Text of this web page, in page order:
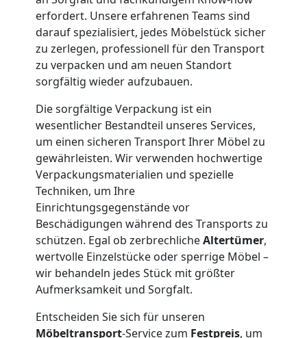
erfordert. Unsere erfahrenen Teams sind
darauf spezialisiert, jedes Möbelstück sicher
zu zerlegen, professionell für den Transport
zu verpacken und am neuen Standort
sorgfältig wieder aufzubauen.
Die sorgfältige Verpackung ist ein
wesentlicher Bestandteil unseres Services,
um einen sicheren Transport Ihrer Möbel zu
gewährleisten. Wir verwenden hochwertige
Verpackungsmaterialien und spezielle
Techniken, um Ihre
Einrichtungsgegenstände vor
Beschädigungen während des Transports zu
schützen. Egal ob zerbrechlicheAltertümer,
wertvolle Einzelstücke oder sperrige Möbel –
wir behandeln jedes Stück mit größter
Aufmerksamkeit und Sorgfalt.
Entscheiden Sie sich für unseren
Möbeltransport-Service zum Festpreis, um
Lagerung
Leonding
Full-
Service-
Umzug
Leonding
Qualitäts-
Umzüge